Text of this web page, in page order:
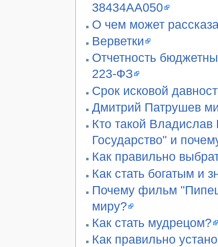
38434AA050
О чем может
Верветки
Отчетность
223-ФЗ
Срок исковой
Дмитрий Патрушев
Кто такой
Государство" и
Как правильно
Как стать богатым и
Почему фильм
миру?
Как стать мудрецом?
Как правильно